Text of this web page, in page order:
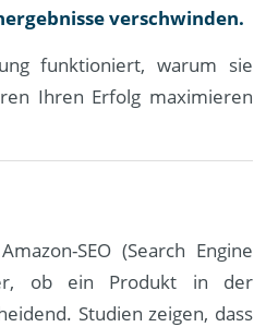
verschwinden.
funktioniert, warum sie
Ihren Erfolg maximieren
SEO (Search Engine
ob ein Produkt in der
Studien zeigen, dass